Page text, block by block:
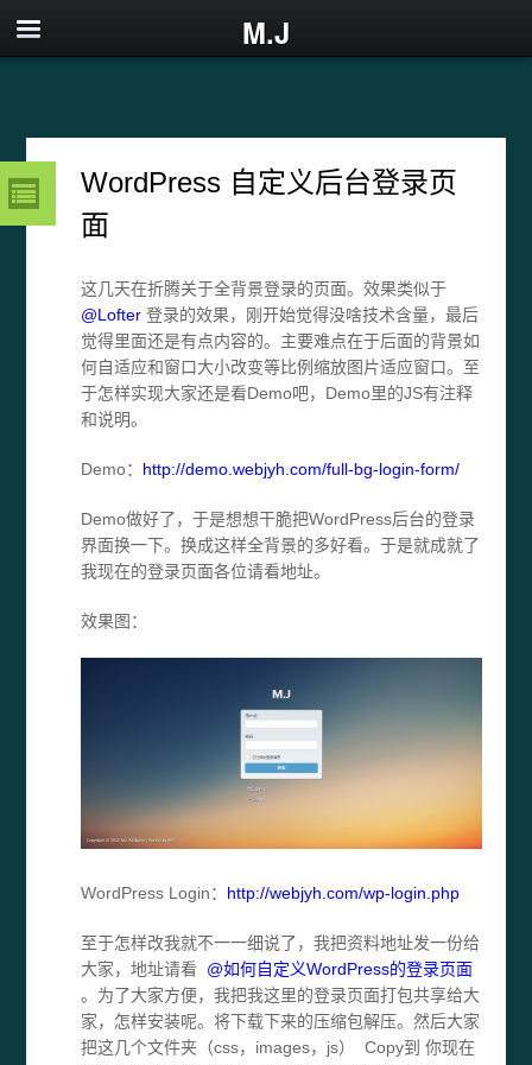
M.J
WordPress 自定义后台登录页
面
这几天在折腾关于全背景登录的页面。效果类似于
@Lofter 登录的效果，刚开始觉得没啥技术含量，最后
觉得里面还是有点内容的。主要难点在于后面的背景如
何自适应和窗口大小改变等比例缩放图片适应窗口。至
于怎样实现大家还是看Demo吧，Demo里的JS有注释
和说明。
Demo： http://demo.webjyh.com/full-bg-login-form/
Demo做好了，于是想想干脆把WordPress后台的登录
界面换一下。换成这样全背景的多好看。于是就成就了
我现在的登录页面各位请看地址。
效果图：
WordPress Login： http://webjyh.com/wp-login.php
至于怎样改我就不一一细说了，我把资料地址发一份给
大家，地址请看 @如何自定义WordPress的登录页面
。为了大家方便，我把我这里的登录页面打包共享给大
家，怎样安装呢。将下载下来的压缩包解压。然后大家
把这几个文件夹（css，images，js） Copy到 你现在